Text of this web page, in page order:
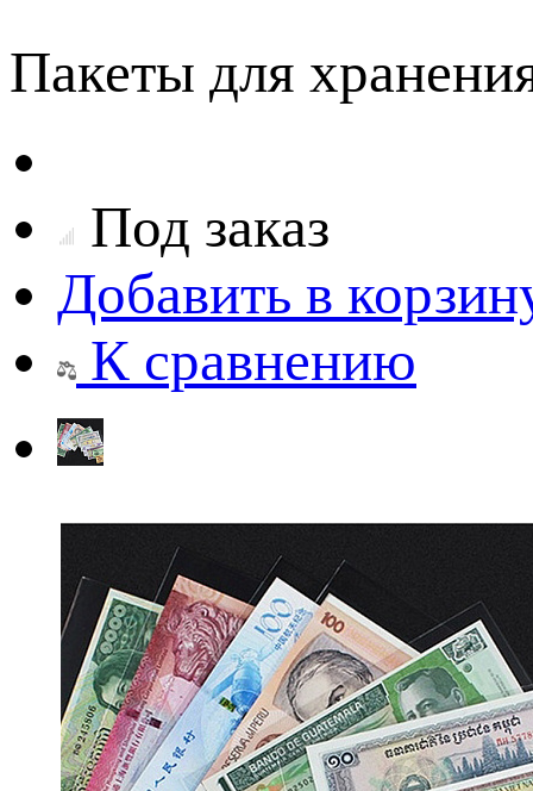
Пакеты для
Под заказ
Добавить в
К сравнению